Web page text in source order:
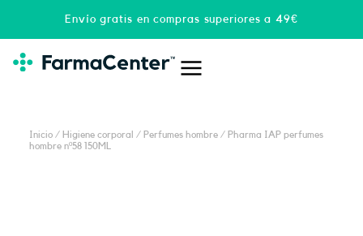
Envío gratis en compras superiores a 49€
Inicio / Higiene corporal / Perfumes hombre / Pharma IAP perfumes
hombre nº58 150ML